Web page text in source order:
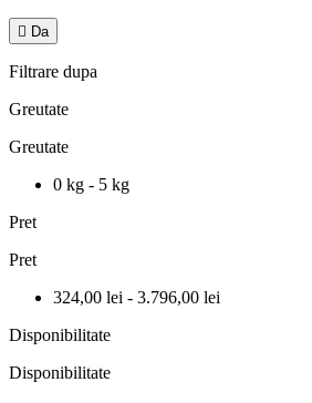
 Da
Filtrare dupa
Greutate
Greutate
0 kg - 5 kg
Pret
Pret
324,00 lei - 3.796,00 lei
Disponibilitate
Disponibilitate